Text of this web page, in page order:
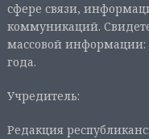
сфере связи,
коммуникаций.
массовой информации:
года.
Учредитель:
Редакция